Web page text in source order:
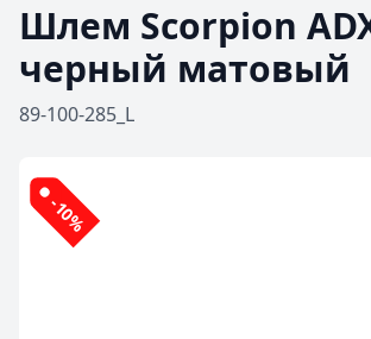
Шлем Scorpion
черный матовый
89-100-285_L
-10%